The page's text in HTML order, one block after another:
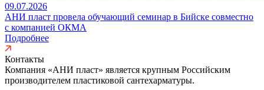
09.07.2026
АНИ пласт провела обучающий семинар в Бийске совместно
с компанией ОКМА
Подробнее
Контакты
Компания «АНИ пласт» является крупным Российским
производителем пластиковой сантехарматуры.